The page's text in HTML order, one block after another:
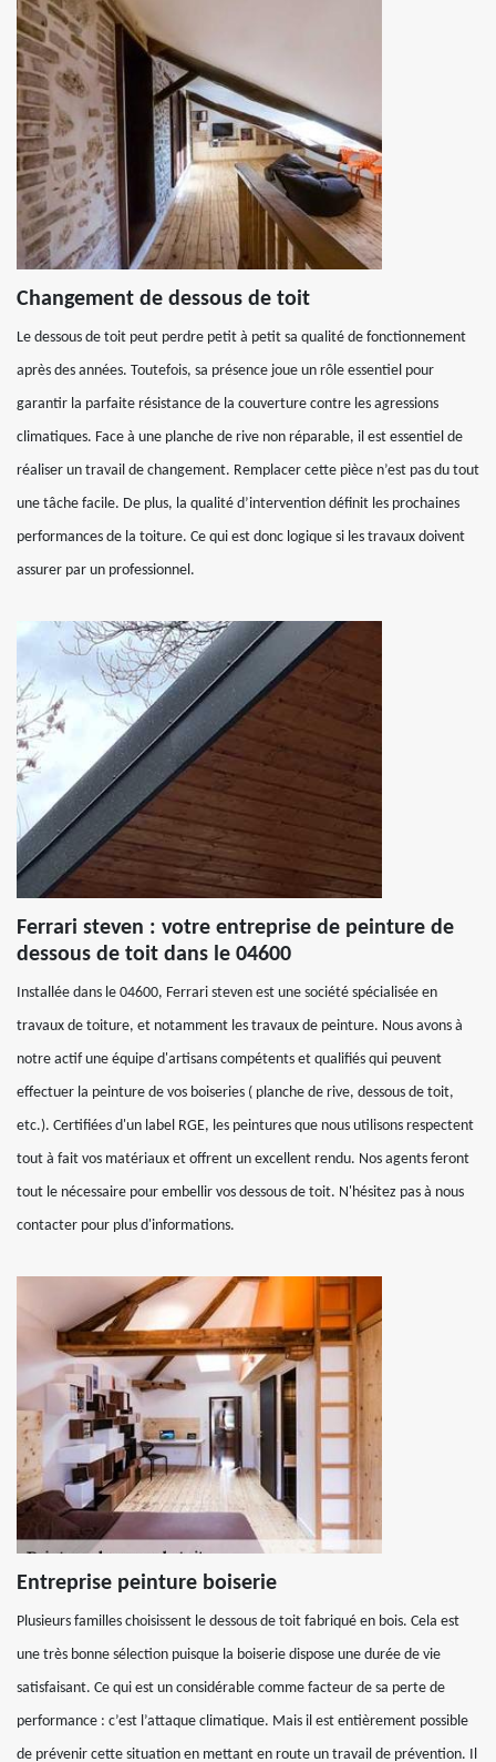
Changement de dessous de toit
Le dessous de toit peut perdre petit à petit sa qualité de fonctionnement
après des années. Toutefois, sa présence joue un rôle essentiel pour
garantir la parfaite résistance de la couverture contre les agressions
climatiques. Face à une planche de rive non réparable, il est essentiel de
réaliser un travail de changement. Remplacer cette pièce n’est pas du tout
une tâche facile. De plus, la qualité d’intervention définit les prochaines
performances de la toiture. Ce qui est donc logique si les travaux doivent
assurer par un professionnel.
Ferrari steven : votre entreprise de peinture de
dessous de toit dans le 04600
Installée dans le 04600, Ferrari steven est une société spécialisée en
travaux de toiture, et notamment les travaux de peinture. Nous avons à
notre actif une équipe d'artisans compétents et qualifiés qui peuvent
effectuer la peinture de vos boiseries ( planche de rive, dessous de toit,
etc.). Certifiées d'un label RGE, les peintures que nous utilisons respectent
tout à fait vos matériaux et offrent un excellent rendu. Nos agents feront
tout le nécessaire pour embellir vos dessous de toit. N'hésitez pas à nous
contacter pour plus d'informations.
Entreprise peinture boiserie
Plusieurs familles choisissent le dessous de toit fabriqué en bois. Cela est
une très bonne sélection puisque la boiserie dispose une durée de vie
satisfaisant. Ce qui est un considérable comme facteur de sa perte de
performance : c’est l’attaque climatique. Mais il est entièrement possible
de prévenir cette situation en mettant en route un travail de prévention. Il